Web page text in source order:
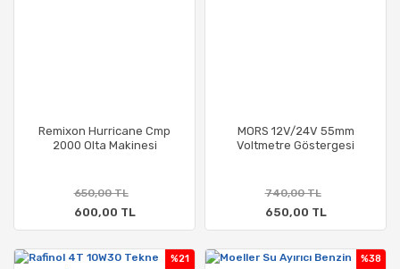
Remixon Hurricane Cmp
2000 Olta Makinesi
650,00 TL
600,00 TL
MORS 12V/24V 55mm
Voltmetre Göstergesi
740,00 TL
650,00 TL
%21 %38